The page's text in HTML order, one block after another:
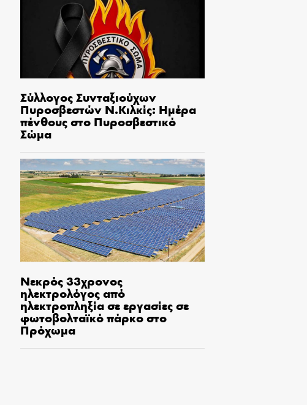
Σύλλογος Συνταξιούχων
Πυροσβεστών Ν.Κιλκίς: Ημέρα
πένθους στο Πυροσβεστικό
Σώμα
Νεκρός 33χρονος
ηλεκτρολόγος από
ηλεκτροπληξία σε εργασίες σε
φωτοβολταϊκό πάρκο στο
Πρόχωμα